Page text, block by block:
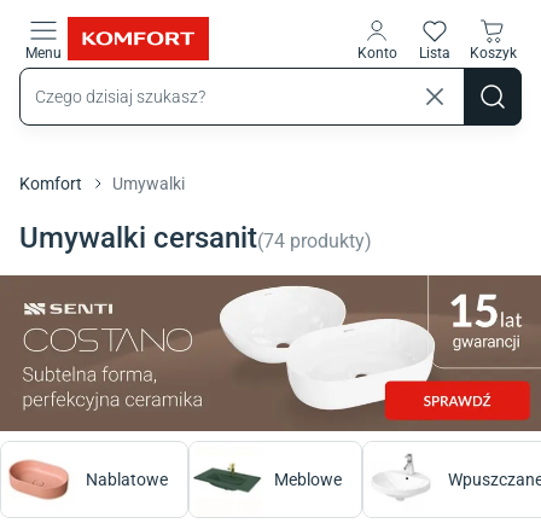
Menu Konto Lista Koszyk
Komfort Umywalki
Umywalki cersanit(74 produkty)
Nablatowe Meblowe